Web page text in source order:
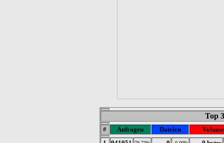
Top
# Anfragen Dateien